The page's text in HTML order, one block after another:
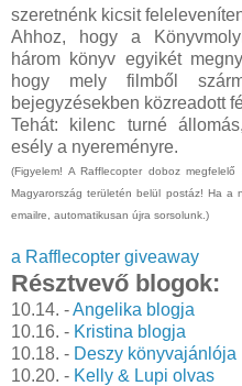
szeretnénk kicsit
Ahhoz, hogy a
három könyv egyikét
hogy mely filmből
bejegyzésekben közreadott
Tehát: kilenc turné
esély a nyereményre.
(Figyelem! A Rafflecopter doboz
Magyarország területén belül postáz! Ha a
emailre, automatikusan újra sorsolunk.)
a Rafflecopter giveaway
Résztvevő blogok:
10.14. -Angelika blogja
10.16. - Kristina blogja
10.18. - Deszy könyvajánlója
10.20. - Kelly & Lupi olvas